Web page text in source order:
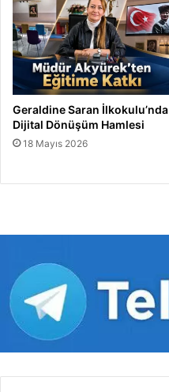
Geraldine Saran İlkokulu’nda
Dijital Dönüşüm Hamlesi
18 Mayıs 2026